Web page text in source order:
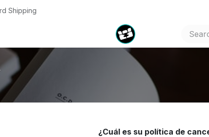
Shipping
Appointment
¿Cuál es su política de